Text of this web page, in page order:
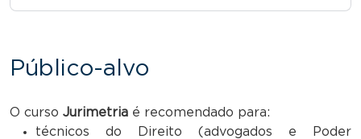
Público-alvo
O curso Jurimetria é recomendado para:
técnicos do Direito (advogados e Poder